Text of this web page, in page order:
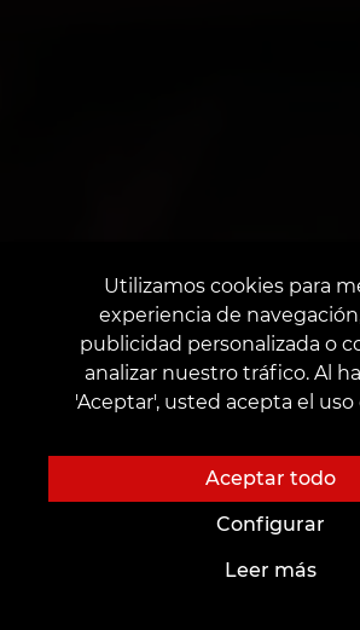
Utilizamos cookies para
experiencia de
publicidad personalizada o
analizar nuestro tráfico. Al
'Aceptar', usted acepta el uso
Aceptar todo
Configurar
Leer más